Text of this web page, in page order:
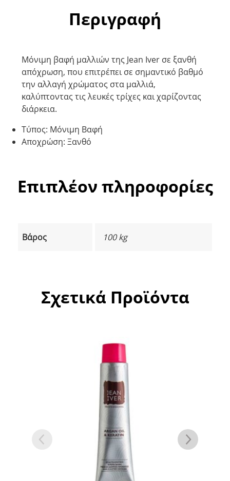
Περιγραφή
Μόνιμη βαφή μαλλιών της Jean Iver σε ξανθή
απόχρωση, που επιτρέπει σε σημαντικό βαθμό
την αλλαγή χρώματος στα μαλλιά,
καλύπτοντας τις λευκές τρίχες και χαρίζοντας
διάρκεια.
Τύπος: Μόνιμη Βαφή
Αποχρώση: Ξανθό
Επιπλέον πληροφορίες
Βάρος 100 kg
Σχετικά Προϊόντα